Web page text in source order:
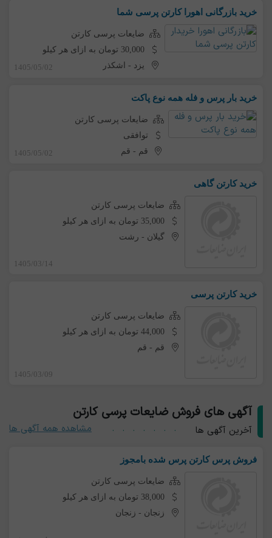
خرید بازرگانی اهورا کارتن پرسی شما
ضایعات پرسی کارتن
30,000 تومان به ازای هر کیلو
یزد - اشکذر 1405/05/02
خرید بار پرس و فله همه نوع پاکت
ضایعات پرسی کارتن
توافقی
قم - قم 1405/05/02
خرید کارتن گاهی
ضایعات پرسی کارتن
35,000 تومان به ازای هر کیلو
گیلان - رشت
1405/03/14
خرید کارتن پرسی
ضایعات پرسی کارتن
44,000 تومان به ازای هر کیلو
قم - قم
1405/03/09
آگهی های فروش ضایعات پرسی کارتن
آخرین آگهی ها مشاهده همه آگهی ها
فروش پرس کارتن پرس شده بامجوز
ضایعات پرسی کارتن
38,000 تومان به ازای هر کیلو
زنجان - زنجان